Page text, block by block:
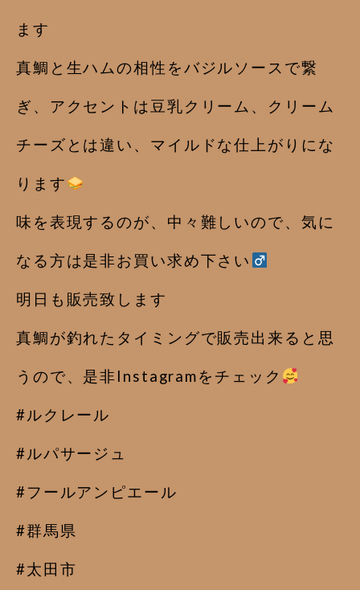
ます
真鯛と生ハムの相性をバジルソースで繋
ぎ、アクセントは豆乳クリーム、クリーム
チーズとは違い、マイルドな仕上がりにな
ります
味を表現するのが、中々難しいので、気に
なる方は是非お買い求め下さい‍
明日も販売致します
真鯛が釣れたタイミングで販売出来ると思
うので、是非Instagramをチェック
#ルクレール
#ルパサージュ
#フールアンピエール
#群馬県
#太田市